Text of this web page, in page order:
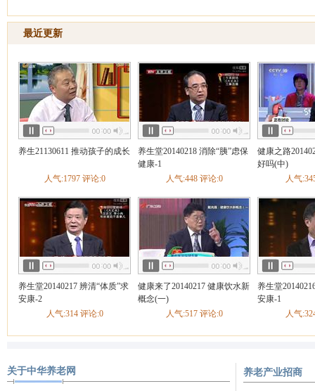
天天养生 养生汇 健康
最近更新
养生21130611 推动孩子的成长
人气:1797 评论:0
养生堂20140218 消除“胰”虑保
健康-1
人气:448 评论:0
健康之路
好吗(中)
人气
养生堂20140217 辨清“体质”求
安康-2
人气:314 评论:0
健康来了20140217 健康饮水新
概念(一)
人气:517 评论:0
养生堂
安康-1
人气
关于中华养老网 养老产业招商